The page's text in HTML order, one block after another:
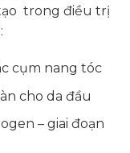
trong điều trị
cụm nang tóc
cho da đầu
– giai đoạn